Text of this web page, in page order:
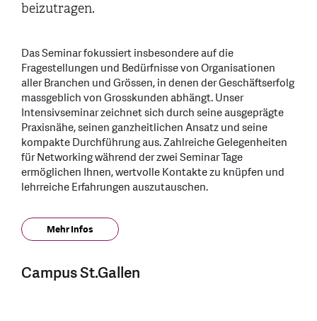
beizutragen.
Das Seminar fokussiert insbesondere auf die
Fragestellungen und Bedürfnisse von Organisationen
aller Branchen und Grössen, in denen der Geschäftserfolg
massgeblich von Grosskunden abhängt. Unser
Intensivseminar zeichnet sich durch seine ausgeprägte
Praxisnähe, seinen ganzheitlichen Ansatz und seine
kompakte Durchführung aus. Zahlreiche Gelegenheiten
für Networking während der zwei Seminar Tage
ermöglichen Ihnen, wertvolle Kontakte zu knüpfen und
lehrreiche Erfahrungen auszutauschen.
Mehr Infos
Campus St.Gallen